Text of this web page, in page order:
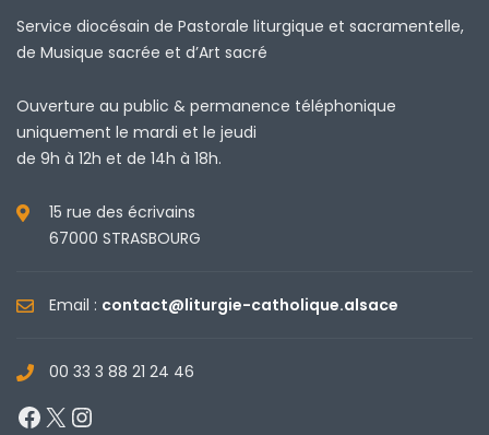
Service diocésain de Pastorale liturgique et sacramentelle,
de Musique sacrée et d’Art sacré
Ouverture au public & permanence téléphonique
uniquement le mardi et le jeudi
de 9h à 12h et de 14h à 18h.
15 rue des écrivains
67000 STRASBOURG
Email : contact@liturgie-catholique.alsace
00 33 3 88 21 24 46
Facebook
X